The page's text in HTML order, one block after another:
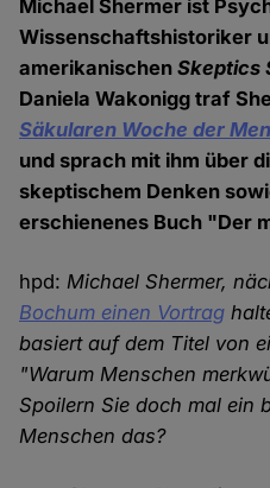
Michael Shermer ist
Wissenschaftshistoriker
amerikanischenSkeptics
Daniela Wakonigg traf
Säkularen Woche der
und sprach mit ihm über
skeptischem Denken
erschienenes Buch "Der
hpd: Michael Shermer,
Bochum einen Vortrag
basiert auf dem Titel von
"Warum Menschen
Spoilern Sie doch mal ein
Menschen das?